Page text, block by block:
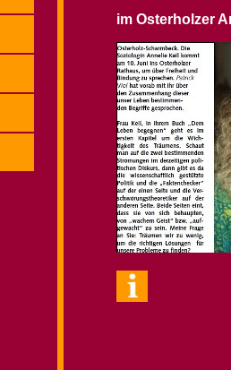
im Osterholzer